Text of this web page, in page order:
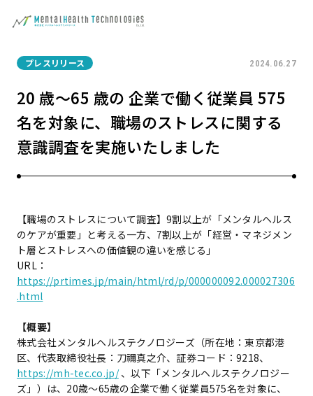
プレスリリース 2024.06.27
20 歳〜65 歳の 企業で働く従業員 575
名を対象に、職場のストレスに関する
意識調査を実施いたしました
【職場のストレスについて調査】9割以上が「メンタルヘルス
のケアが重要」と考える一方、7割以上が「経営・マネジメン
ト層とストレスへの価値観の違いを感じる」
URL：
https://prtimes.jp/main/html/rd/p/000000092.000027306
.html
【概要】
株式会社メンタルヘルステクノロジーズ（所在地：東京都港
区、代表取締役社長：刀禰真之介、証券コード：9218、
https://mh-tec.co.jp/、以下「メンタルヘルステクノロジー
ズ」）は、20歳〜65歳の企業で働く従業員575名を対象に、